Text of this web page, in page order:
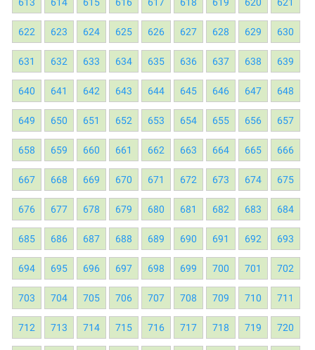
622 623 624 625 626 627 628 629 630
631 632 633 634 635 636 637 638 639
640 641 642 643 644 645 646 647 648
649 650 651 652 653 654 655 656 657
658 659 660 661 662 663 664 665 666
667 668 669 670 671 672 673 674 675
676 677 678 679 680 681 682 683 684
685 686 687 688 689 690 691 692 693
694 695 696 697 698 699 700 701 702
703 704 705 706 707 708 709 710 711
712 713 714 715 716 717 718 719 720